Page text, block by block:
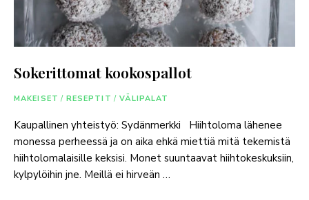
Sokerittomat kookospallot
MAKEISET / RESEPTIT / VÄLIPALAT
Kaupallinen yhteistyö: Sydänmerkki Hiihtoloma lähenee
monessa perheessä ja on aika ehkä miettiä mitä tekemistä
hiihtolomalaisille keksisi. Monet suuntaavat hiihtokeskuksiin,
kylpylöihin jne. Meillä ei hirveän …